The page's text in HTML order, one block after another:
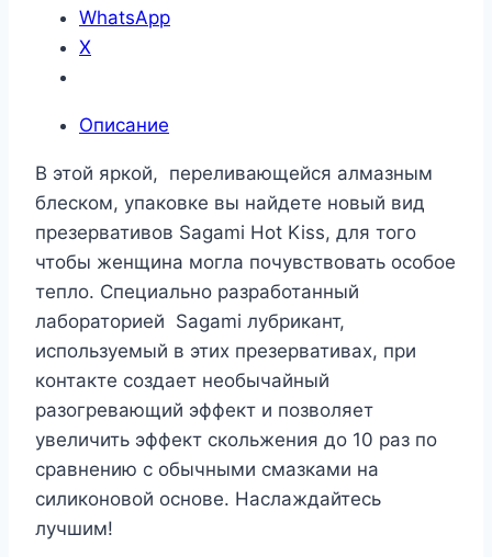
WhatsApp
X
Описание
В этой яркой, переливающейся алмазным
блеском, упаковке вы найдете новый вид
презервативов Sagami Hot Kiss, для того
чтобы женщина могла почувствовать особое
тепло. Специально разработанный
лабораторией Sagami лубрикант,
используемый в этих презервативах, при
контакте создает необычайный
разогревающий эффект и позволяет
увеличить эффект скольжения до 10 раз по
сравнению с обычными смазками на
силиконовой основе. Наслаждайтесь
лучшим!